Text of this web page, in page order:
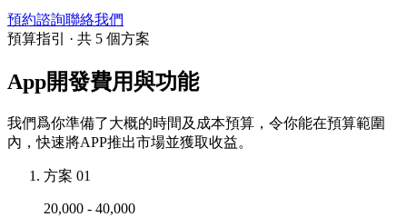
預約諮詢聯絡我們
預算指引 · 共 5 個方案
App開發費用與功能
我們爲你準備了大概的時間及成本預算，令你能在預算範圍
內，快速將APP推出市場並獲取收益。
方案 01
20,000 - 40,000